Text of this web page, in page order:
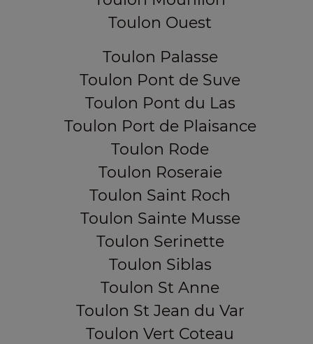
Toulon Ouest
Toulon Palasse
Toulon Pont de Suve
Toulon Pont du Las
Toulon Port de Plaisance
Toulon Rode
Toulon Roseraie
Toulon Saint Roch
Toulon Sainte Musse
Toulon Serinette
Toulon Siblas
Toulon St Anne
Toulon St Jean du Var
Toulon Vert Coteau